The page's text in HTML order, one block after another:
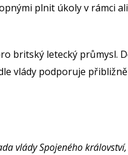
plnit úkoly v rámci
britský letecký průmysl.
vlády podporuje přibližně
vlády Spojeného